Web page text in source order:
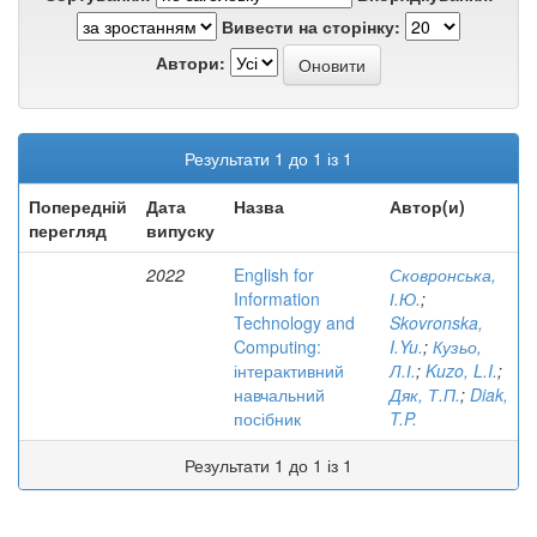
Вивести на сторінку:
Автори:
Результати 1 до 1 із 1
Попередній
перегляд
Дата
випуску
Назва Автор(и)
2022
English for
Information
Technology and
Computing:
інтерактивний
навчальний
посібник
Сковронська,
І.Ю.;
Skovronska,
I.Yu.; Кузьо,
Л.І.; Kuzo, L.I.;
Дяк, Т.П.; Diak,
T.P.
Результати 1 до 1 із 1